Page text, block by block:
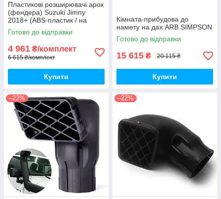
Пластикові розширювачі арок
(фендера) Suzuki Jimny
2018+ (ABS-пластик / на
скотчі 3М)
Готово до відправки
4 961 ₴/комплект
6 615 ₴/комплект
Купити
Кімната-прибудова до
намету на дах ARB SIMPSON
Готово до відправки
15 615 ₴ 20 115 ₴
Купити
–22% –22%